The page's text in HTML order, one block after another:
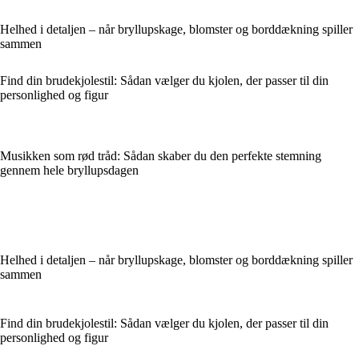
Helhed i detaljen – når bryllupskage, blomster og borddækning spiller
sammen
Find din brudekjolestil: Sådan vælger du kjolen, der passer til din
personlighed og figur
Musikken som rød tråd: Sådan skaber du den perfekte stemning
gennem hele bryllupsdagen
Helhed i detaljen – når bryllupskage, blomster og borddækning spiller
sammen
Find din brudekjolestil: Sådan vælger du kjolen, der passer til din
personlighed og figur